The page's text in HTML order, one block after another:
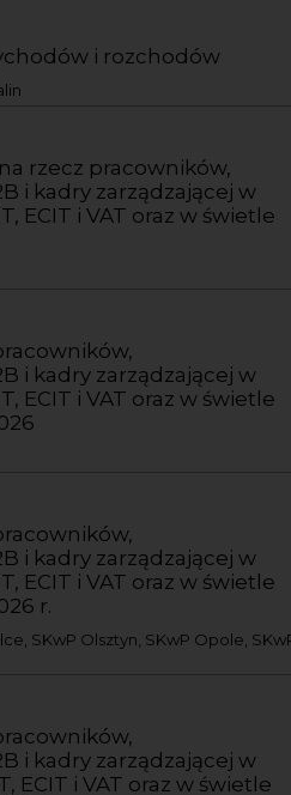
i rozchodów
rzecz pracowników,
i kadry zarządzającej w
ECIT i VAT oraz w świetle
i kadry zarządzającej w
ECIT i VAT oraz w świetle
i kadry zarządzającej w
ECIT i VAT oraz w świetle
r.
SKwP Olsztyn, SKwP Opole,
i kadry zarządzającej w
ECIT i VAT oraz w świetle